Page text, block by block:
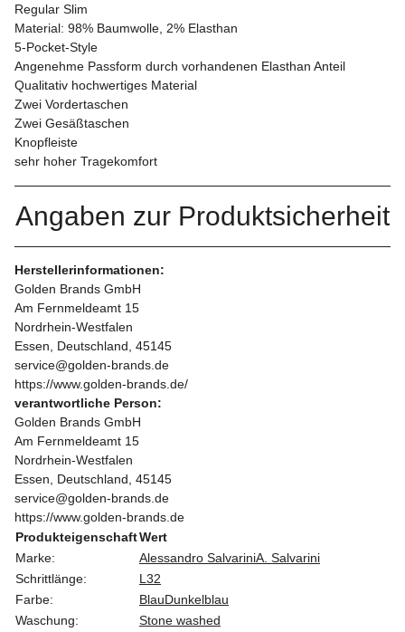
Regular Slim
Material: 98% Baumwolle, 2% Elasthan
5-Pocket-Style
Angenehme Passform durch vorhandenen Elasthan Anteil
Qualitativ hochwertiges Material
Zwei Vordertaschen
Zwei Gesäßtaschen
Knopfleiste
sehr hoher Tragekomfort
Angaben zur Produktsicherheit
Herstellerinformationen:
Golden Brands GmbH
Am Fernmeldeamt 15
Nordrhein-Westfalen
Essen, Deutschland, 45145
service@golden-brands.de
https://www.golden-brands.de/
verantwortliche Person:
Golden Brands GmbH
Am Fernmeldeamt 15
Nordrhein-Westfalen
Essen, Deutschland, 45145
service@golden-brands.de
https://www.golden-brands.de
ProdukteigenschaftWert
Marke:
Alessandro SalvariniA. Salvarini
Schrittlänge:
L32
Farbe:
BlauDunkelblau
Waschung:
Stone washed